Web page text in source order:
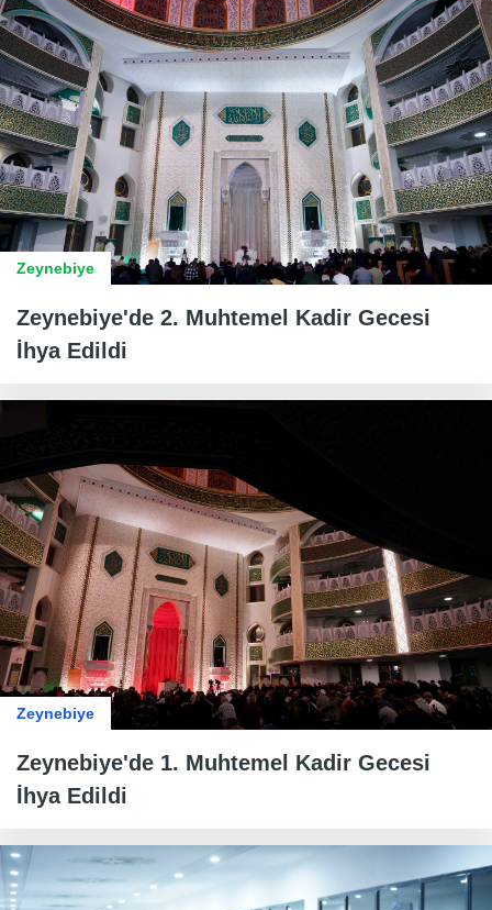
Zeynebiye
Zeynebiye'de 2. Muhtemel Kadir Gecesi
İhya Edildi
Zeynebiye
Zeynebiye'de 1. Muhtemel Kadir Gecesi
İhya Edildi